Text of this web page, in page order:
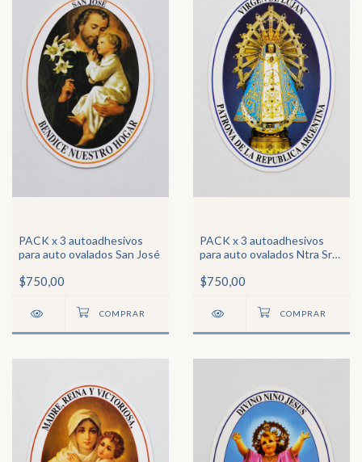
PACK x 3 autoadhesivos
para auto ovalados San José
$750,00
PACK x 3 autoadhesivos
para auto ovalados Ntra Sra
$750,00